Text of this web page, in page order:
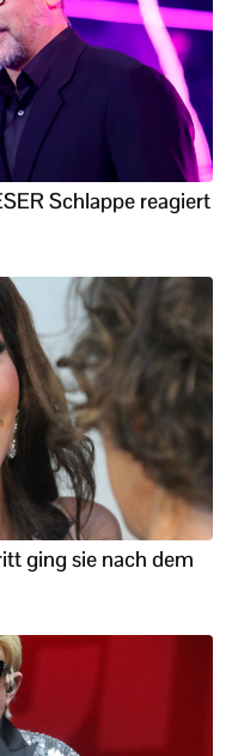
Schlappe reagiert
ging sie nach dem